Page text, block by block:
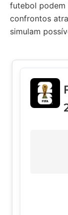
futebol podem
confrontos
simulam